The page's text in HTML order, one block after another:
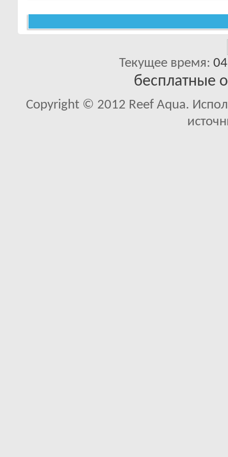
Текущее время:
бесплатные
Copyright © 2012 Reef Aqua.